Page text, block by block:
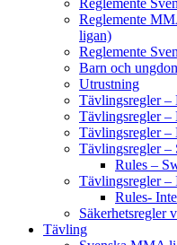
Reglemente
Reglemente
ligan)
Reglemente
Barn och
Utrustning
Tävlingsregler
Tävlingsregler
Tävlingsregler
Tävlingsregler –
Rules –
Tävlingsregler –
Rules-
Säkerhetsregler
Tävling